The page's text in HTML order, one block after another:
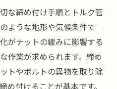
な締め付け手順とトルク管
ような地形や気候条件で
がナットの緩みに影響する
作業が求められます。締め
トやボルトの異物を取り除
め付けることが基本です。